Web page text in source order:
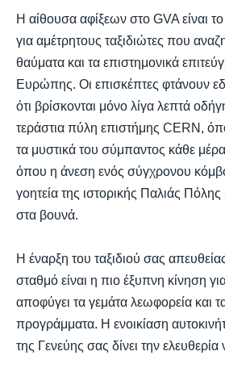
Η αίθουσα αφίξεων στο GVA είναι
για αμέτρητους ταξιδιώτες που
θαύματα και τα επιστημονικά
Ευρώπης. Οι επισκέπτες φτάνουν
ότι βρίσκονται μόνο λίγα λεπτά
τεράστια πύλη επιστήμης CERN,
τα μυστικά του σύμπαντος κάθε
όπου η άνεση ενός σύγχρονου
γοητεία της ιστορικής Παλιάς Πόλης
στα βουνά.
Η έναρξη του ταξιδιού σας
σταθμό είναι η πιο έξυπνη κίνηση
αποφύγει τα γεμάτα λεωφορεία και
προγράμματα. Η ενοικίαση
της Γενεύης σας δίνει την ελευθερία